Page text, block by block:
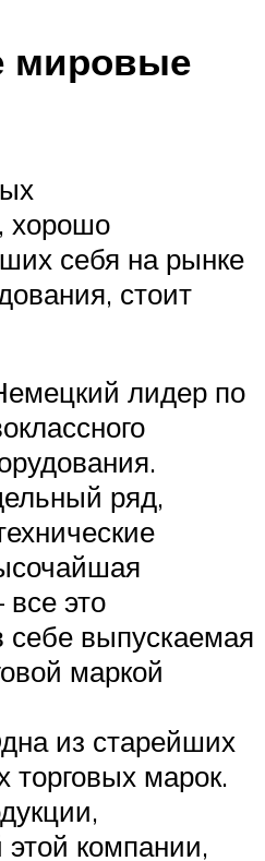
мировые
хорошо
себя на рынке
стоит
лидер по
ряд,
все это
себе выпускаемая
маркой
из старейших
торговых марок.
компании,